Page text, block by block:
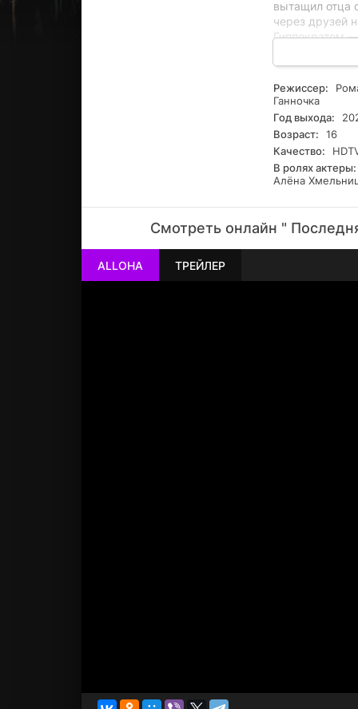
вытащил отца
через друзей
Гиппократом
помогать
наркорынка и
преступной
дела от сына-
Режиссер:
Ганночка
Год выхода:
Возраст:
16
Качество:
В ролях актеры:
Алёна
Смотреть онлайн "
РЕКЛАМА
РЕКЛАМА
РЕКЛАМА
РЕКЛАМА
ALLOHA ТРЕЙЛЕР